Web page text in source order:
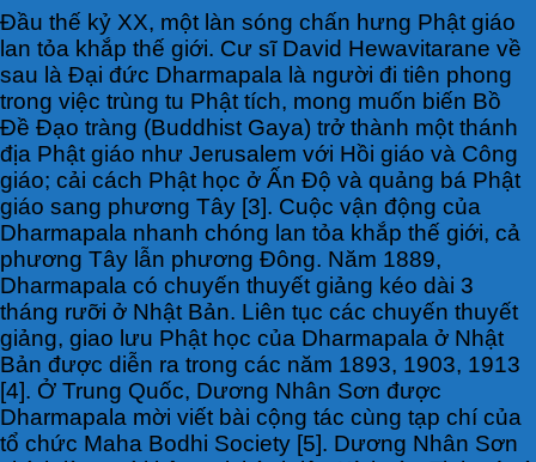
Đầu thế kỷ XX, một làn sóng chấn hưng Phật giáo
lan tỏa khắp thế giới. Cư sĩ David Hewavitarane về
sau là Đại đức Dharmapala là người đi tiên phong
trong việc trùng tu Phật tích, mong muốn biến Bồ
Đề Đạo tràng (Buddhist Gaya) trở thành một thánh
địa Phật giáo như Jerusalem với Hồi giáo và Công
giáo; cải cách Phật học ở Ấn Độ và quảng bá Phật
giáo sang phương Tây [3]. Cuộc vận động của
Dharmapala nhanh chóng lan tỏa khắp thế giới, cả
phương Tây lẫn phương Đông. Năm 1889,
Dharmapala có chuyến thuyết giảng kéo dài 3
tháng rưỡi ở Nhật Bản. Liên tục các chuyến thuyết
giảng, giao lưu Phật học của Dharmapala ở Nhật
Bản được diễn ra trong các năm 1893, 1903, 1913
[4]. Ở Trung Quốc, Dương Nhân Sơn được
Dharmapala mời viết bài cộng tác cùng tạp chí của
tổ chức Maha Bodhi Society [5]. Dương Nhân Sơn